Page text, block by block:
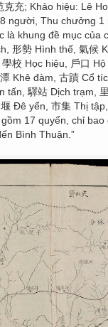
克充; Khảo hiệu: Lê
người, Thu chưởng 1
là khung đề mục của
形勢 Hình thế, 氣候
校 Học hiệu, 戶口
Khê đàm, 古蹟 Cổ
tấn, 驛站 Dịch trạm,
Đê yển, 市集 Thị
17 quyển, chỉ bao
Bình Thuận.”